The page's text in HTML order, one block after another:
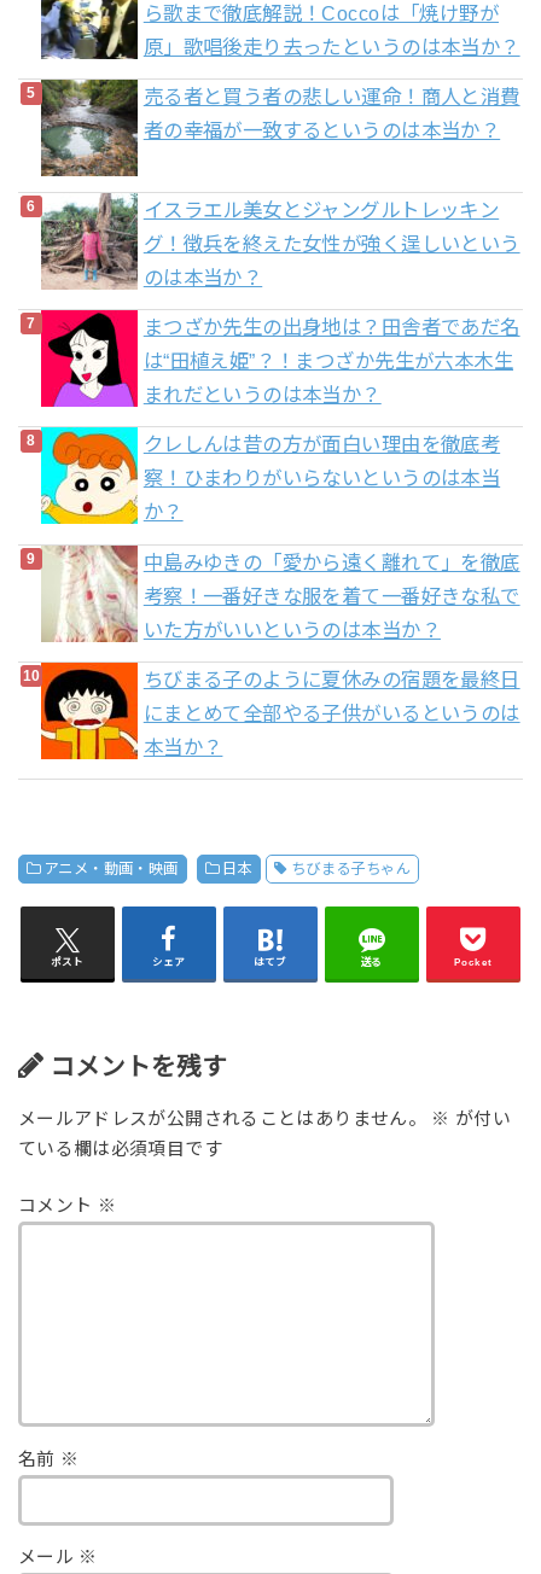
ら歌まで徹底解説！Coccoは「焼け野が
原」歌唱後走り去ったというのは本当か？
売る者と買う者の悲しい運命！商人と消費
者の幸福が一致するというのは本当か？
イスラエル美女とジャングルトレッキン
グ！徴兵を終えた女性が強く逞しいという
のは本当か？
まつざか先生の出身地は？田舎者であだ名
は“田植え姫”？！まつざか先生が六本木生
まれだというのは本当か？
クレしんは昔の方が面白い理由を徹底考
察！ひまわりがいらないというのは本当
か？
中島みゆきの「愛から遠く離れて」を徹底
考察！一番好きな服を着て一番好きな私で
いた方がいいというのは本当か？
ちびまる子のように夏休みの宿題を最終日
にまとめて全部やる子供がいるというのは
本当か？
アニメ・動画・映画 日本 ちびまる子ちゃん
ポスト シェア はてブ 送る Pocket
コメントを残す
メールアドレスが公開されることはありません。 ※ が付い
ている欄は必須項目です
コメント ※
名前 ※
メール ※